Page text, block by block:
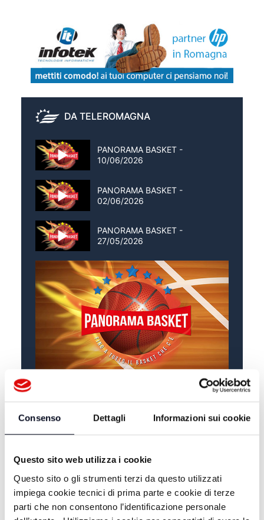
Consenso Dettagli Informazioni sui cookie
Questo sito web utilizza i cookie
Questo sito o gli strumenti terzi da questo utilizzati
impiega cookie tecnici di prima parte e cookie di terze
parti che non consentono l’identificazione personale
DA TELEROMAGNA
PANORAMA BASKET -
10/06/2026
PANORAMA BASKET -
02/06/2026
PANORAMA BASKET -
27/05/2026
ALTRE NOTIZIE